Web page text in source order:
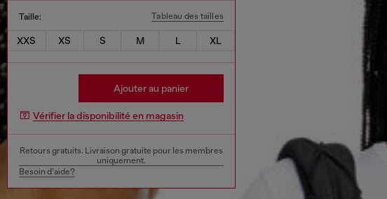
Taille: Tableau des tailles
XXS XS S M L XL
Ajouter au panier
Vérifier la disponibilité en magasin
Retours gratuits. Livraison gratuite pour les membres
uniquement.
Besoin d’aide?